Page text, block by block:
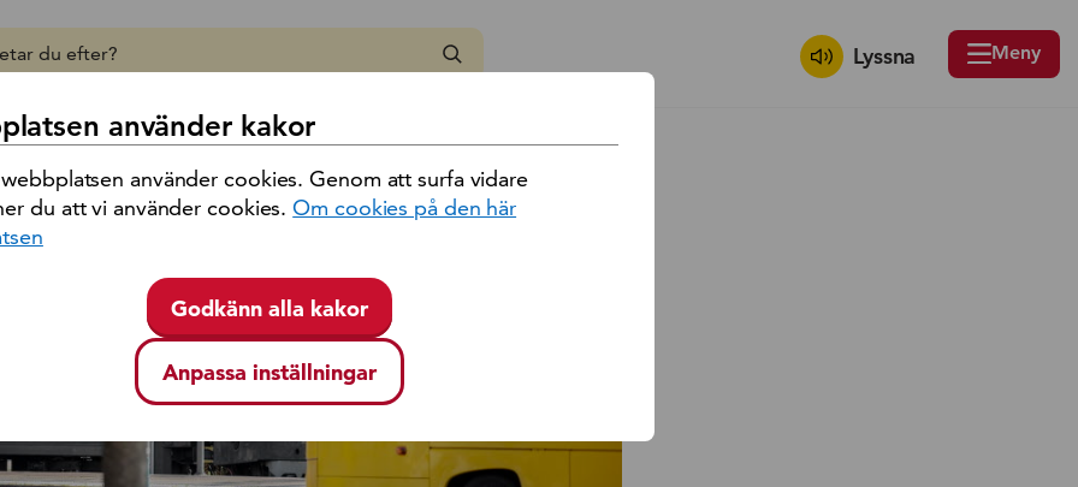
Kalmar län
Lyssna Meny
Ironman 2026
använder kakor
använder cookies. Genom att surfa vidare
du att vi använder cookies.Om cookies på den här
Godkänn alla kakor
Anpassa inställningar